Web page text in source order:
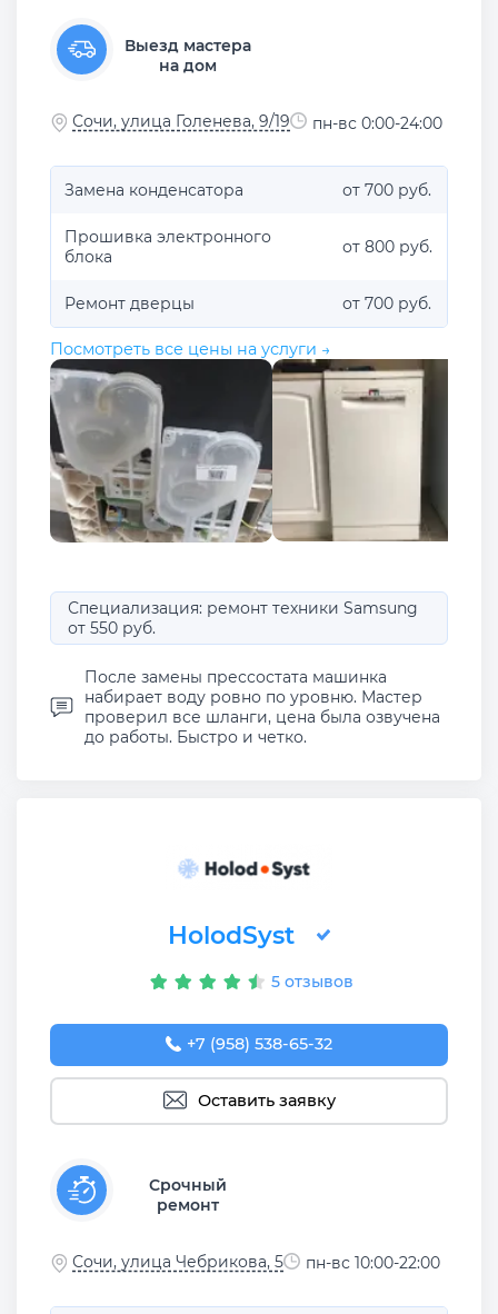
Выезд мастера
на дом
Сочи, улица Голенева, 9/19 пн-вс 0:00-24:00
Замена конденсатора от 700 руб.
Прошивка электронного
блока
от 800 руб.
Ремонт дверцы от 700 руб.
Посмотреть все цены на услуги →
Специализация: ремонт техники Samsung
от 550 руб.
После замены прессостата машинка
набирает воду ровно по уровню. Мастер
проверил все шланги, цена была озвучена
до работы. Быстро и четко.
HolodSyst
5 отзывов
+7 (958) 538-65-32
Оставить заявку
Срочный
ремонт
Сочи, улица Чебрикова, 5 пн-вс 10:00-22:00